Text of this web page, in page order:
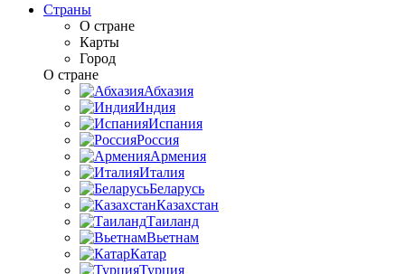
Страны
О стране
Карты
Город
О стране
Абхазия
Индия
Испания
Россия
Армения
Италия
Беларусь
Казахстан
Таиланд
Вьетнам
Катар
Турция